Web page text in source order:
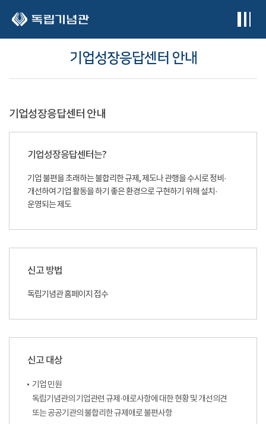
기업성장응답센터 안내
기업성장응답센터 안내
기업성장응답센터는?
기업 불편을 초래하는 불합리한 규제, 제도나 관행을 수시로 정비·
개선하여 기업 활동을 하기 좋은 환경으로 구현하기 위해 설치·
운영되는 제도
신고 방법
독립기념관 홈페이지 접수
신고 대상
기업 민원
독립기념관의 기업관련 규제·애로사항에 대한 현황 및 개선의견
또는 공공기관의 불합리한 규제애로 불편사항